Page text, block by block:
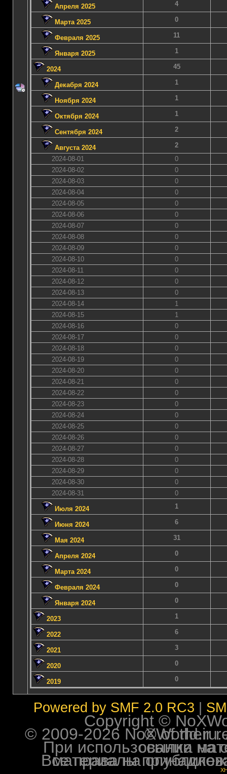
Апреля 2025 4
Марта 2025 0
Февраля 2025 11
Января 2025 1
2024 45
Декабря 2024 1
Ноября 2024 1
Октября 2024 1
Сентября 2024 2
Августа 2024
2
2024-08-01
0
2024-08-02
0
2024-08-03
0
2024-08-04
0
2024-08-05
0
2024-08-06
0
2024-08-07
0
2024-08-08
0
2024-08-09
0
2024-08-10
0
2024-08-11
0
2024-08-12
0
2024-08-13
0
2024-08-14
1
2024-08-15
1
2024-08-16
0
2024-08-17
0
2024-08-18
0
2024-08-19
0
2024-08-20
0
2024-08-21
0
2024-08-22
0
2024-08-23
0
2024-08-24
0
2024-08-25
0
2024-08-26
0
2024-08-27
0
2024-08-28
0
2024-08-29
0
2024-08-30
0
2024-08-31
0
Июля 2024 1
Июня 2024 6
Мая 2024 31
Апреля 2024 0
Марта 2024 0
Февраля 2024 0
Января 2024 0
2023 1
2022 6
2021 3
2020 0
2019 0
Powered by SMF 2.0 RC3
Copyright ©
© 2009-2026 NoXWorld.ru. All
При использовании
Все права на опубликованные на форуме